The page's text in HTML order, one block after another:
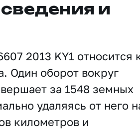
и
2013 KY1 относится
Один оборот вокруг
за 1548 земных
удаляясь от него
километров и